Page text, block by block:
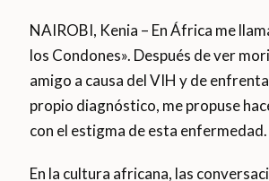
NAIROBI, Kenia – En África me
los Condones». Después de ver
amigo a causa del VIH y de
propio diagnóstico, me propuse
con el estigma de esta enfermedad.
En la cultura africana, las